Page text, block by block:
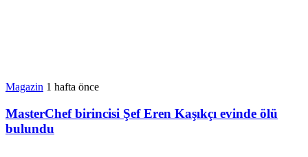
Magazin 1 hafta önce
MasterChef birincisi Şef Eren Kaşıkçı evinde ölü
bulundu